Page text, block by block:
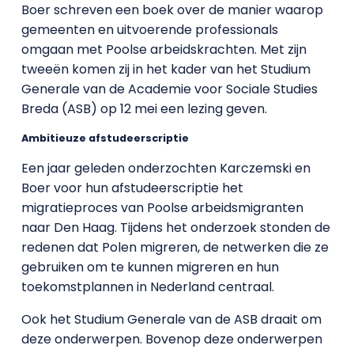
Boer schreven een boek over de manier waarop
gemeenten en uitvoerende professionals
omgaan met Poolse arbeidskrachten. Met zijn
tweeën komen zij in het kader van het Studium
Generale van de Academie voor Sociale Studies
Breda (ASB) op 12 mei een lezing geven.
Ambitieuze afstudeerscriptie
Een jaar geleden onderzochten Karczemski en
Boer voor hun afstudeerscriptie het
migratieproces van Poolse arbeidsmigranten
naar Den Haag. Tijdens het onderzoek stonden de
redenen dat Polen migreren, de netwerken die ze
gebruiken om te kunnen migreren en hun
toekomstplannen in Nederland centraal.
Ook het Studium Generale van de ASB draait om
deze onderwerpen. Bovenop deze onderwerpen